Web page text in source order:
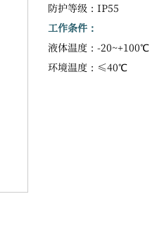
防护等级：IP55
工作条件：
液体温度：-20~+100℃
环境温度：≤40℃